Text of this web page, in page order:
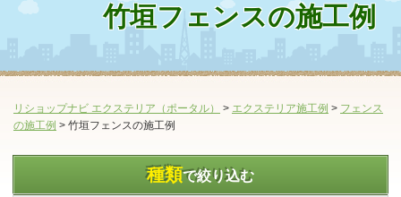
竹垣フェンスの施工例
リショップナビ エクステリア（ポータル） > エクステリア施工例 > フェンス
の施工例 > 竹垣フェンスの施工例
種類で絞り込む